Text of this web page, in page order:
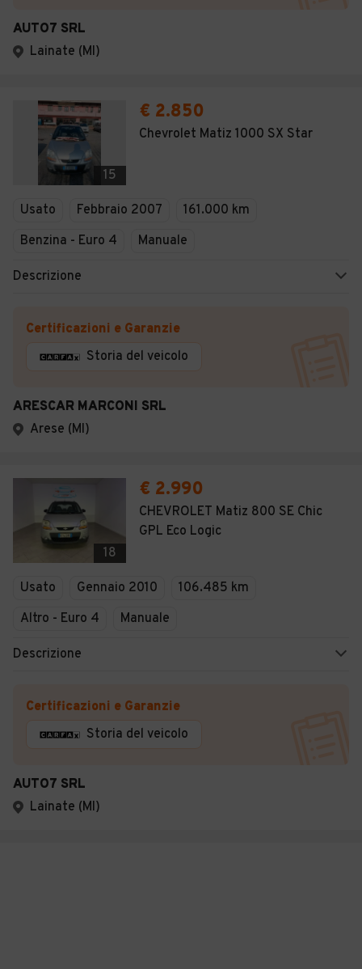
AUTO7 SRL
Lainate (MI)
15
€ 2.850
Chevrolet Matiz 1000 SX Star
Usato Febbraio 2007
161.000 km
Benzina - Euro 4
Manuale
Descrizione
Certificazioni e Garanzie
Storia del veicolo
ARESCAR MARCONI SRL
Arese (MI)
18
€ 2.990
CHEVROLET Matiz 800 SE Chic
GPL Eco Logic
Usato Gennaio 2010
106.485 km
Altro - Euro 4
Manuale
Descrizione
Certificazioni e Garanzie
Storia del veicolo
AUTO7 SRL
Lainate (MI)